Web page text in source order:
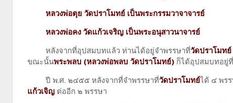
หลวงพ่อตุย วัดปราโมทย์ เป็นพระกรรมวาจาจารย์
หลวงพ่อคง วัดแก้วเจริญ เป็นพระอนุสาวนาจารย์
หลังจากที่อุปสมบทแล้ว ท่านได้อยู่จำพรรษาที่วัดปราโมทย์
ขณะนั้นพระพลบ (หลวงพ่อพลบ วัดปราโมทย์) ก็ได้อุปสมบทอยู่
ปี พ.ศ. ๒๔๕๕ หลังจากที่จำพรรษาที่วัดปราโมทย์ได้ ๔ พร
แก้วเจิญ ต่ออีก ๒ พรรษา